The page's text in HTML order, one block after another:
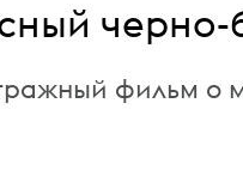
фильм о